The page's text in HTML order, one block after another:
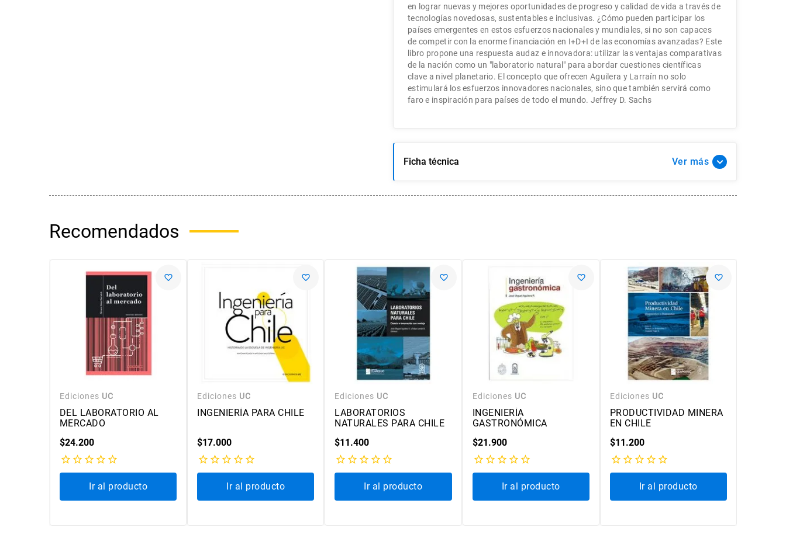
en lograr nuevas y mejores oportunidades de progreso y calidad de vida a través de
tecnologías novedosas, sustentables e inclusivas. ¿Cómo pueden participar los
países emergentes en estos esfuerzos nacionales y mundiales, si no son capaces
de competir con la enorme financiación en I+D+I de las economías avanzadas? Este
libro propone una respuesta audaz e innovadora: utilizar las ventajas comparativas
de la nación como un "laboratorio natural" para abordar cuestiones científicas
clave a nivel planetario. El concepto que ofrecen Aguilera y Larraín no solo
estimulará los esfuerzos innovadores nacionales, sino que también servirá como
faro e inspiración para países de todo el mundo. Jeffrey D. Sachs
Ficha técnica Ver
Recomendados
Ediciones UC
DEL LABORATORIO AL
MERCADO
$24.200
Ir al producto
Ediciones UC
INGENIERÍA PARA CHILE
$17.000
Ir al producto
Ediciones UC
LABORATORIOS
NATURALES PARA CHILE
$11.400
Ir al producto
Ediciones UC
INGENIERÍA
GASTRONÓMICA
$21.900
Ir al producto
Ediciones UC
PRODUCTIVIDAD MINERA
EN CHILE
$11.200
Ir al producto